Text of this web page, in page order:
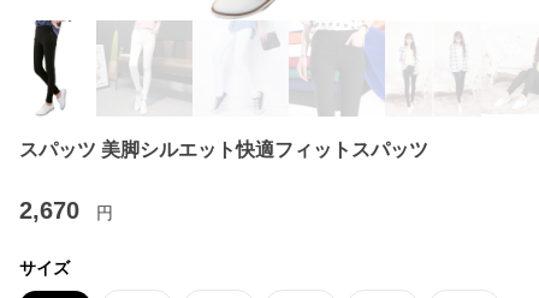
スパッツ 美脚シルエット快適フィットスパッツ
2,670 円
サイズ